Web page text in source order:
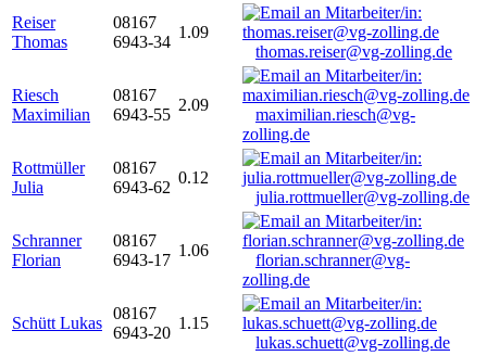
Reiser
Thomas
08167
6943-34
1.09
thomas.reiser@vg-zolling.de
Riesch
Maximilian
08167
6943-55
2.09
maximilian.riesch@vg-
zolling.de
Rottmüller
Julia
08167
6943-62
0.12
julia.rottmueller@vg-zolling.de
Schranner
Florian
08167
6943-17
1.06
florian.schranner@vg-
zolling.de
Schütt Lukas
08167
6943-20
1.15
lukas.schuett@vg-zolling.de